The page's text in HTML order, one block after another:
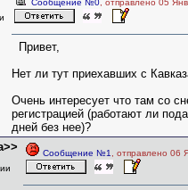
Сообщение №0 , отправлено 05
Привет,
Нет ли тут приехавших с
Очень интересует что там со
регистрацией (работают ли
дней без нее)?
Сообщение №1 , отправлено 06